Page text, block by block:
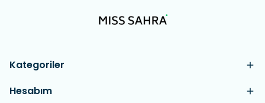
Kategoriler
Hesabım